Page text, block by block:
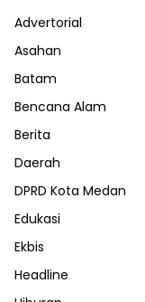
Advertorial
Asahan
Batam
Bencana Alam
Berita
Daerah
DPRD Kota Medan
Edukasi
Ekbis
Headline